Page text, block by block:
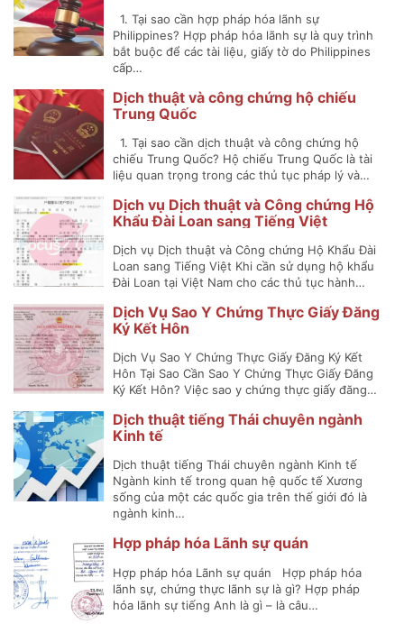
1. Tại sao cần hợp pháp hóa lãnh sự
Philippines? Hợp pháp hóa lãnh sự là quy trình
bắt buộc để các tài liệu, giấy tờ do Philippines
cấp…
Dịch thuật và công chứng hộ chiếu
Trung Quốc
1. Tại sao cần dịch thuật và công chứng hộ
chiếu Trung Quốc? Hộ chiếu Trung Quốc là tài
liệu quan trọng trong các thủ tục pháp lý và…
Dịch vụ Dịch thuật và Công chứng Hộ
Khẩu Đài Loan sang Tiếng Việt
Dịch vụ Dịch thuật và Công chứng Hộ Khẩu Đài
Loan sang Tiếng Việt Khi cần sử dụng hộ khẩu
Đài Loan tại Việt Nam cho các thủ tục hành…
Dịch Vụ Sao Y Chứng Thực Giấy Đăng
Ký Kết Hôn
Dịch Vụ Sao Y Chứng Thực Giấy Đăng Ký Kết
Hôn Tại Sao Cần Sao Y Chứng Thực Giấy Đăng
Ký Kết Hôn? Việc sao y chứng thực giấy đăng…
Dịch thuật tiếng Thái chuyên ngành
Kinh tế
Dịch thuật tiếng Thái chuyên ngành Kinh tế
Ngành kinh tế trong quan hệ quốc tế Xương
sống của một các quốc gia trên thế giới đó là
ngành kinh…
Hợp pháp hóa Lãnh sự quán
Hợp pháp hóa Lãnh sự quán Hợp pháp hóa
lãnh sự, chứng thực lãnh sự là gì? Hợp pháp
hóa lãnh sự tiếng Anh là gì – là câu…